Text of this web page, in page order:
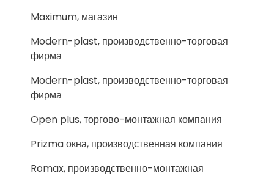
Maximum, магазин
Modern-plast, производственно-торговая
фирма
Modern-plast, производственно-торговая
фирма
Open plus, торгово-монтажная компания
Prizma окна, производственная компания
Romax, производственно-монтажная